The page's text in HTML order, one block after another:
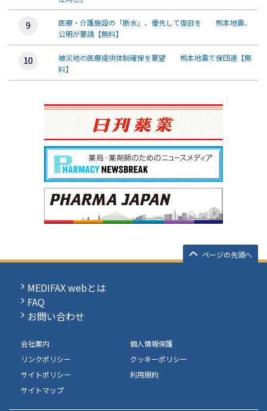
医療・介護施設の「断水」、優先して復旧を 熊本地震、
公明が要請【無料】
被災地の医療提供体制確保を要望 熊本地震で保団連【無
料】
ページの先頭へ
MEDIFAX webとは
FAQ
お問い合わせ
会社案内
個人情報保護
リンクポリシー
クッキーポリシー
サイトポリシー
利用規約
サイトマップ